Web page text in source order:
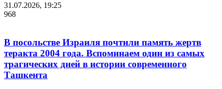
31.07.2026, 19:25
968
В посольстве Израиля почтили память жертв
теракта 2004 года. Вспоминаем один из самых
трагических дней в истории современного
Ташкента